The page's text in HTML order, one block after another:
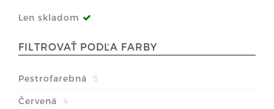
Len skladom
FILTROVAŤ PODĽA FARBY
Pestrofarebná 5
Červená 4